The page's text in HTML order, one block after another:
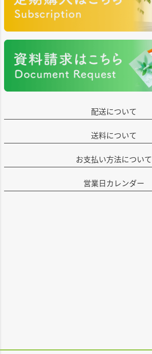
配送について
送料について
お支払い方法について
営業日カレンダー